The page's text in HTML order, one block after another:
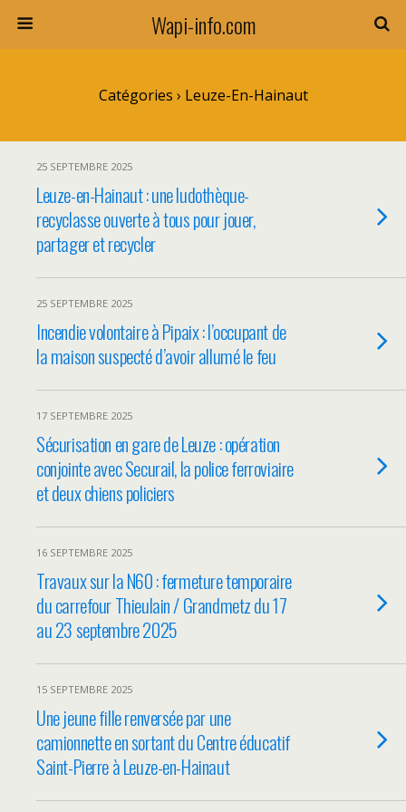
Wapi-info.com
Catégories › Leuze-En-Hainaut
25 SEPTEMBRE 2025
Leuze-en-Hainaut : une ludothèque-
recyclasse ouverte à tous pour jouer,
partager et recycler
25 SEPTEMBRE 2025
Incendie volontaire à Pipaix : l’occupant de
la maison suspecté d’avoir allumé le feu
17 SEPTEMBRE 2025
Sécurisation en gare de Leuze : opération
conjointe avec Securail, la police ferroviaire
et deux chiens policiers
16 SEPTEMBRE 2025
Travaux sur la N60 : fermeture temporaire
du carrefour Thieulain / Grandmetz du 17
au 23 septembre 2025
15 SEPTEMBRE 2025
Une jeune fille renversée par une
camionnette en sortant du Centre éducatif
Saint-Pierre à Leuze-en-Hainaut